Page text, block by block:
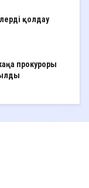
қолдау
прокуроры